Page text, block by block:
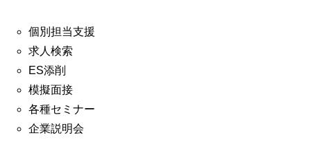
個別担当支援
求人検索
ES添削
模擬面接
各種セミナー
企業説明会